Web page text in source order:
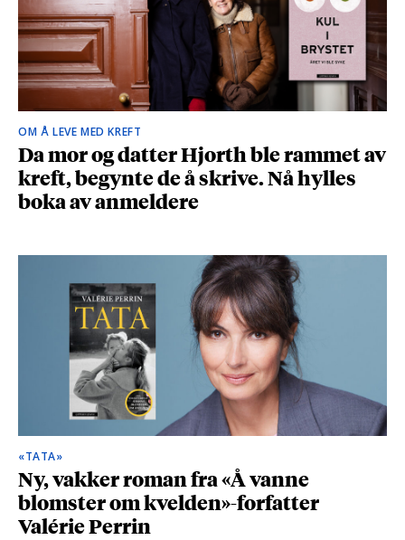
OM Å LEVE MED KREFT
Da mor og datter Hjorth ble rammet av
kreft, begynte de å skrive. Nå hylles
boka av anmeldere
«TATA»
Ny, vakker roman fra «Å vanne
blomster om kvelden»-forfatter
Valérie Perrin